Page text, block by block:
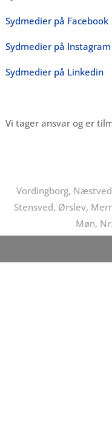
Sydmedier på Facebook
Sydmedier på Instagram
Sydmedier på Linkedin
Vi tager ansvar og er
Vordingborg,
Stensved, Ørslev,
Møn,